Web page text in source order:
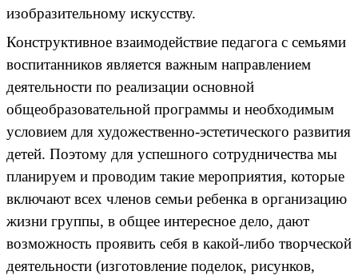
изобразительному искусству.
Конструктивное взаимодействие педагога с семьями
воспитанников является важным направлением
деятельности по реализации основной
общеобразовательной программы и необходимым
условием для художественно-эстетического развития
детей. Поэтому для успешного сотрудничества мы
планируем и проводим такие мероприятия, которые
включают всех членов семьи ребенка в организацию
жизни группы, в общее интересное дело, дают
возможность проявить себя в какой-либо творческой
деятельности (изготовление поделок, рисунков,